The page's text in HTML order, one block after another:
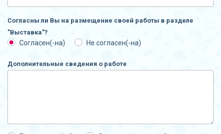
Согласны ли Вы на размещение своей работы в разделе
"Выставка"?
Согласен(-на) Не согласен(-на)
Дополнительные сведения о работе